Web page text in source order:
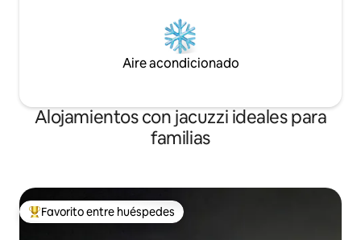
Aire acondicionado
Alojamientos con jacuzzi ideales para
familias
De los mejores en Favorito entre huéspedes
Favorito entre huéspedes